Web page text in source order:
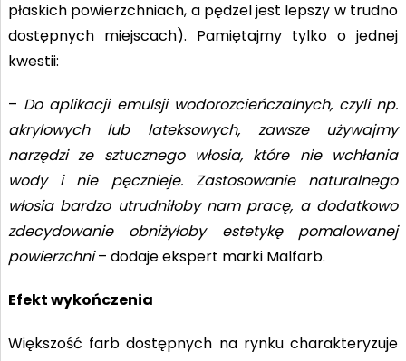
płaskich powierzchniach, a pędzel jest lepszy w trudno
dostępnych miejscach). Pamiętajmy tylko o jednej
kwestii:
– Do aplikacji emulsji wodorozcieńczalnych, czyli np.
akrylowych lub lateksowych, zawsze używajmy
narzędzi ze sztucznego włosia, które nie wchłania
wody i nie pęcznieje. Zastosowanie naturalnego
włosia bardzo utrudniłoby nam pracę, a dodatkowo
zdecydowanie obniżyłoby estetykę pomalowanej
powierzchni– dodaje ekspert marki Malfarb.
Efekt wykończenia
Większość farb dostępnych na rynku charakteryzuje